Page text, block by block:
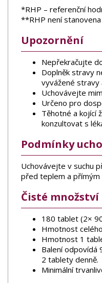
*RHP – referenční
**RHP není stanovena
Upozornění
Nepřekračujte
Doplněk stravy
vyvážené stravy
Uchovávejte
Určeno pro
Těhotné a kojící
konzultovat s
Podmínky
Uchovávejte v suchu
před teplem a přímým
Čisté
180 tablet (2×
Hmotnost
Hmotnost 1
Balení odpovídá
2 tablety denně.
Minimální